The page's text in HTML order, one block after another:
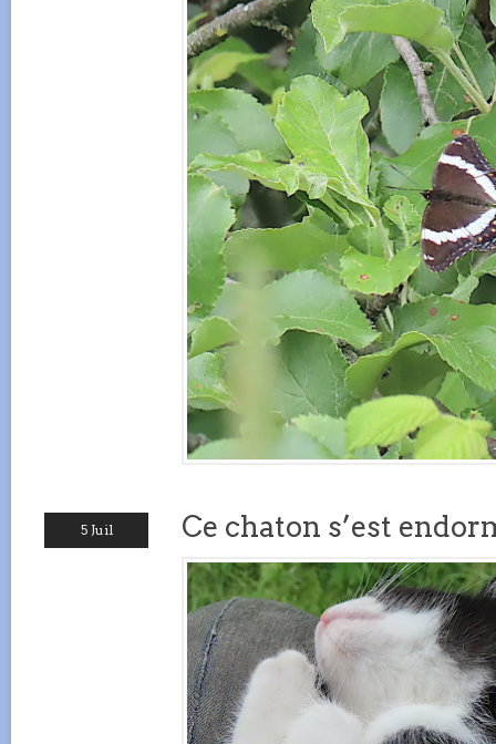
5 Juil Ce chaton s’est